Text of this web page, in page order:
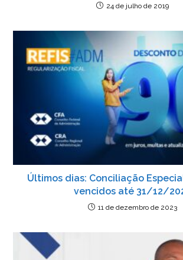
24 de julho de 2019
Últimos dias: Conciliação
vencidos até 31/12/
11 de dezembro de 2023